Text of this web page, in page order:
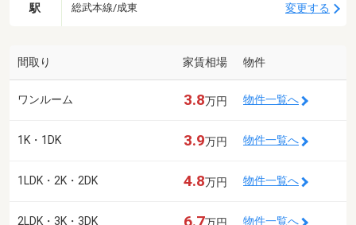
駅 総武本線/成東 変更する
間取り 家賃相場 物件
ワンルーム 3.8万円 物件一覧へ
1K・1DK 3.9万円 物件一覧へ
1LDK・2K・2DK 4.8万円 物件一覧へ
2LDK・3K・3DK 物件一覧へ